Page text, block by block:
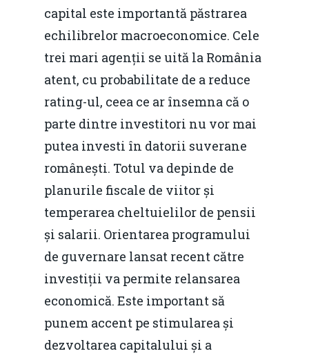
capital este importantă păstrarea
echilibrelor macroeconomice. Cele
trei mari agenții se uită la România
atent, cu probabilitate de a reduce
rating-ul, ceea ce ar însemna că o
parte dintre investitori nu vor mai
putea investi în datorii suverane
românești. Totul va depinde de
planurile fiscale de viitor și
temperarea cheltuielilor de pensii
și salarii. Orientarea programului
de guvernare lansat recent către
investiții va permite relansarea
economică. Este important să
punem accent pe stimularea și
dezvoltarea capitalului și a